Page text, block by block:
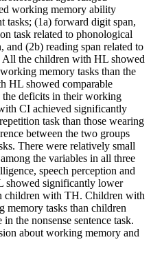
working memory ability
tasks; (1a) forward digit span,
task related to phonological
(2b) reading span related to
All the children with HL showed
memory tasks than the
HL showed comparable
deficits in their working
CI achieved significantly
task than those wearing
between the two groups
There were relatively small
the variables in all three
speech perception and
showed significantly lower
children with TH. Children with
memory tasks than children
the nonsense sentence task.
about working memory and